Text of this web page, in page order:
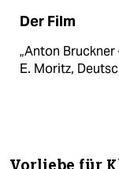
Der Film
„Anton Bruckner
E. Moritz,